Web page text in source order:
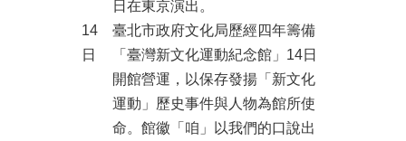
日在東京演出。
14
日
臺北市政府文化局歷經四年籌備
「臺灣新文化運動紀念館」14日
開館營運，以保存發揚「新文化
運動」歷史事件與人物為館所使
命。館徽「咱」以我們的口說出